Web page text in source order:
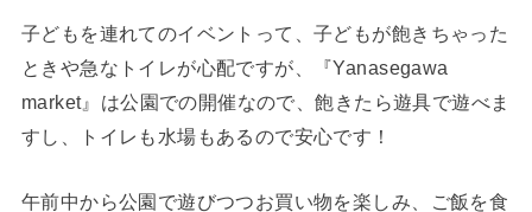
子どもを連れてのイベントって、子どもが飽きちゃった
ときや急なトイレが心配ですが、『Yanasegawa
market』は公園での開催なので、飽きたら遊具で遊べま
すし、トイレも水場もあるので安心です！
午前中から公園で遊びつつお買い物を楽しみ、ご飯を食